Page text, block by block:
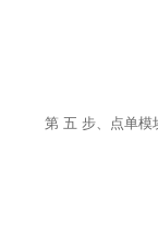
第 五 步、点单